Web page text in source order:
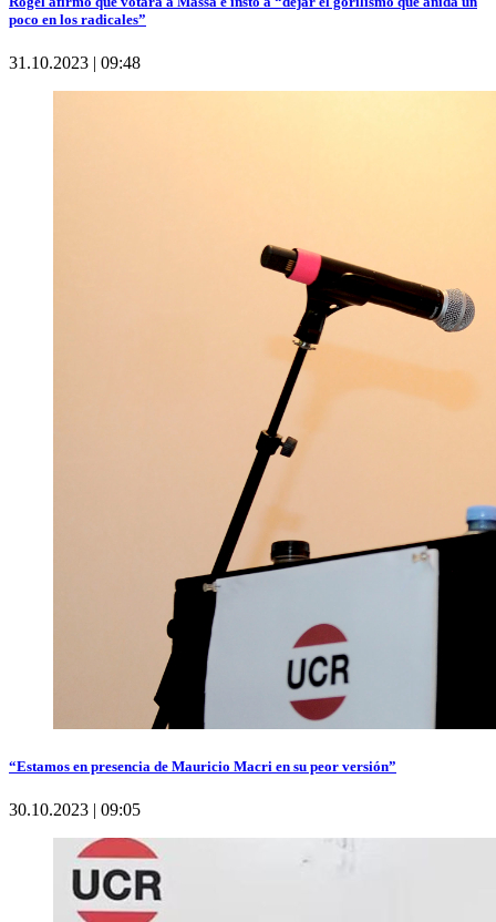
poco en los radicales”
31.10.2023 | 09:48
“Estamos en presencia de Mauricio Macri en su peor versión”
30.10.2023 | 09:05